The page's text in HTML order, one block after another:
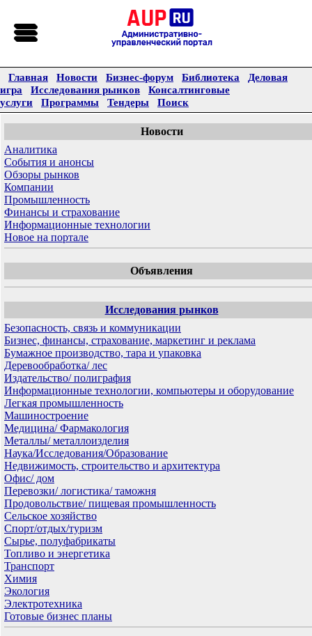
Главная Новости Бизнес-форум Библиотека
Деловая
игра
Исследования рынков
Консалтинговые
услуги
Программы Тендеры Поиск
Новости
Аналитика
События и анонсы
Обзоры рынков
Компании
Промышленность
Финансы и страхование
Информационные технологии
Новое на портале
Объявления
Исследования рынков
Безопасность, связь и коммуникации
Бизнес, финансы, страхование, маркетинг и реклама
Бумажное производство, тара и упаковка
Деревообработка/ лес
Издательство/ полиграфия
Информационные технологии, компьютеры и оборудование
Легкая промышленность
Машиностроение
Медицина/ Фармакология
Металлы/ металлоизделия
Наука/Исследования/Образование
Недвижимость, строительство и архитектура
Офис/ дом
Перевозки/ логистика/ таможня
Продовольствие/ пищевая промышленность
Сельское хозяйство
Спорт/отдых/туризм
Сырье, полуфабрикаты
Топливо и энергетика
Транспорт
Химия
Экология
Электротехника
Готовые бизнес планы